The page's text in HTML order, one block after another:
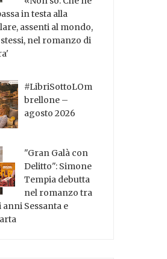
in testa alla
assenti al mondo,
stessi, nel romanzo di
#LibriSottoLOm
brellone –
agosto 2026
"Gran Galà con
Delitto": Simone
Tempia debutta
nel romanzo tra
Sessanta e